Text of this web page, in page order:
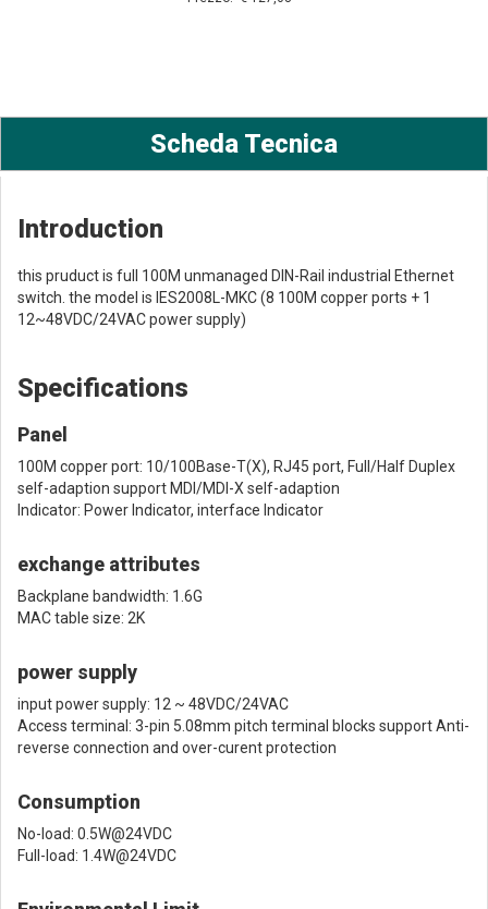
Scheda Tecnica
Introduction
this pruduct is full 100M unmanaged DIN-Rail industrial Ethernet
switch. the model is IES2008L-MKC (8 100M copper ports + 1
12~48VDC/24VAC power supply)
Specifications
Panel
100M copper port: 10/100Base-T(X), RJ45 port, Full/Half Duplex
self-adaption support MDI/MDI-X self-adaption
Indicator: Power Indicator, interface Indicator
exchange attributes
Backplane bandwidth: 1.6G
MAC table size: 2K
power supply
input power supply: 12 ~ 48VDC/24VAC
Access terminal: 3-pin 5.08mm pitch terminal blocks support Anti-
reverse connection and over-curent protection
Consumption
No-load: 0.5W@24VDC
Full-load: 1.4W@24VDC